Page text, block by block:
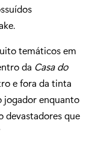
temáticos em
da Casa do
e fora da tinta
jogador enquanto
devastadores que